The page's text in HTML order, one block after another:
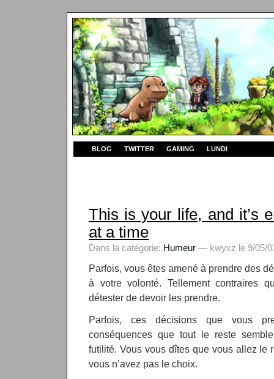
BLOG TWITTER GAMING LUNDI
This is your life, and it’s
at a time
Dans la catégorie: Humeur — kwyxz le 9/05/
Parfois, vous êtes amené à prendre des
à votre volonté. Tellement contraires
détester de devoir les prendre.
Parfois, ces décisions que vous
conséquences que tout le reste
futilité. Vous vous dîtes que vous allez le
vous n’avez pas le choix.